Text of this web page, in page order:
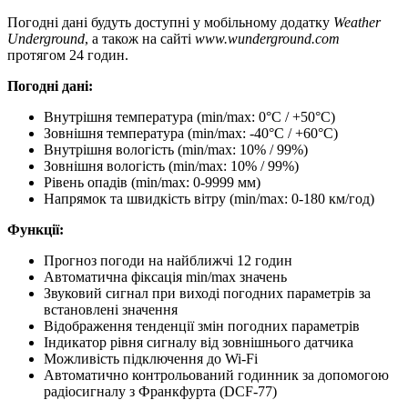
Погодні дані будуть доступні у мобільному додатку Weather
Underground, а також на сайті www.wunderground.com
протягом 24 годин.
Погодні дані:
Внутрішня температура (min/max: 0°C / +50°C)
Зовнішня температура (min/max: -40°C / +60°C)
Внутрішня вологість (min/max: 10% / 99%)
Зовнішня вологість (min/max: 10% / 99%)
Рівень опадів (min/max: 0-9999 мм)
Напрямок та швидкість вітру (min/max: 0-180 км/год)
Функції:
Прогноз погоди на найближчі 12 годин
Автоматична фіксація min/max значень
Звуковий сигнал при виході погодних параметрів за
встановлені значення
Відображення тенденції змін погодних параметрів
Індикатор рівня сигналу від зовнішнього датчика
Можливість підключення до Wi-Fi
Автоматично контрольований годинник за допомогою
радіосигналу з Франкфурта (DCF-77)